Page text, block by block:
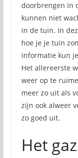
doorbrengen in
kunnen niet
in de tuin. In
hoe je je tuin
informatie kun
Het allereerste
weer op te
meer zo uit als
zijn ook alweer
zo goed uit.
Het